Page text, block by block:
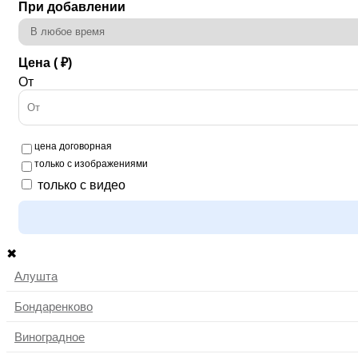
При добавлении
Цена ( ₽)
От
цена договорная
только с изображениями
только с видео
✖
Алушта
Бондаренково
Виноградное